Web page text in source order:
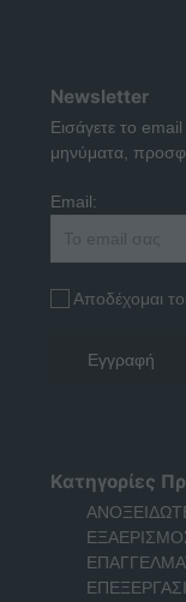
Newsletter
Εισάγετε το
μηνύματα,
Email:
Αποδέχομαι
Κατηγορίες